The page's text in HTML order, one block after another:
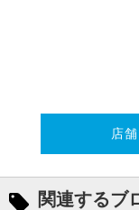
店
関連するブ